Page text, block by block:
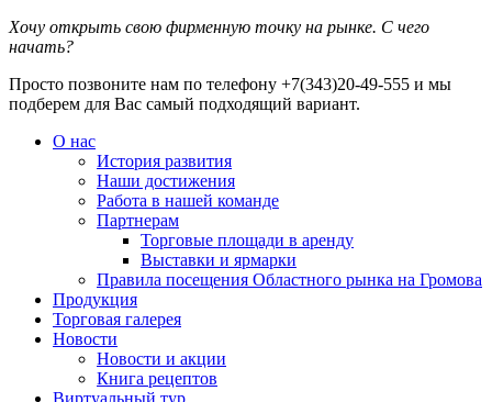
Хочу открыть свою фирменную точку на рынке. С чего
начать?
Просто позвоните нам по телефону +7(343)20-49-555 и мы
подберем для Вас самый подходящий вариант.
О нас
История развития
Наши достижения
Работа в нашей команде
Партнерам
Торговые площади в аренду
Выставки и ярмарки
Правила посещения Областного рынка на Громова
Продукция
Торговая галерея
Новости
Новости и акции
Книга рецептов
Виртуальный тур